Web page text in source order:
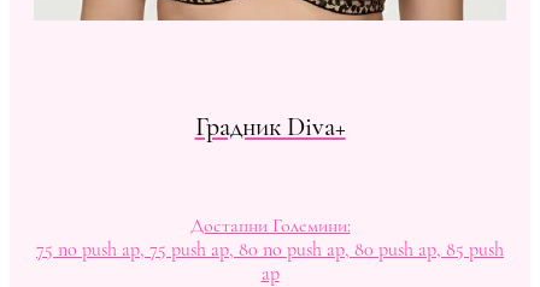
Градник Diva+
Достапни Големини:
75 no push ap, 75 push ap, 80 no push ap, 80 push ap, 85 push
ap